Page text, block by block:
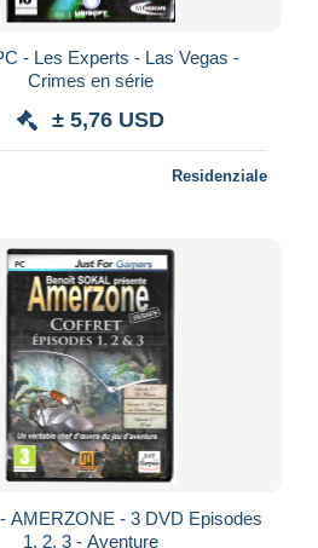
Crimes en série
± 5,76 USD
Residenziale
1, 2, 3 - Aventure